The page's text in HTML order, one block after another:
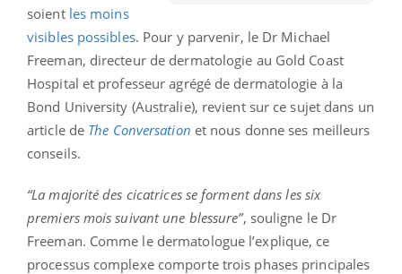
soient les moins
visibles possibles. Pour y parvenir, le Dr Michael
Freeman, directeur de dermatologie au Gold Coast
Hospital et professeur agrégé de dermatologie à la
Bond University (Australie), revient sur ce sujet dans un
article de The Conversation et nous donne ses meilleurs
conseils.
“La majorité des cicatrices se forment dans les six
premiers mois suivant une blessure”, souligne le Dr
Freeman. Comme le dermatologue l’explique, ce
processus complexe comporte trois phases principales